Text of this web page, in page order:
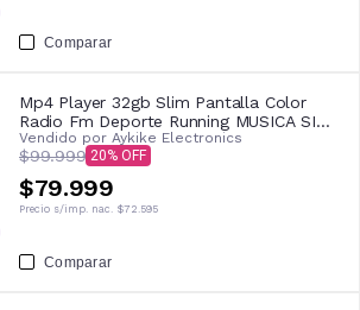
Comparar
Mp4 Player 32gb Slim Pantalla Color
Radio Fm Deporte Running MUSICA SIN
DATOS!!!
Vendido por Aykike Electronics
$99.999 20
$79.999
Precio s/imp. nac. $72.595
Comparar